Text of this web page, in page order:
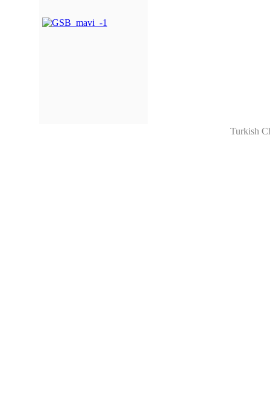
Turkish